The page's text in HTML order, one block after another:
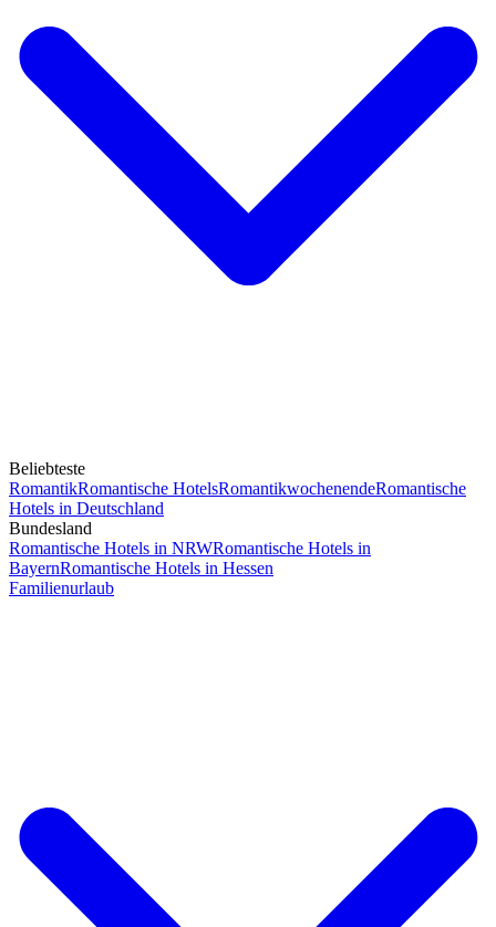
Beliebteste
RomantikRomantische HotelsRomantikwochenendeRomantische
Hotels in Deutschland
Bundesland
Romantische Hotels in NRWRomantische Hotels in
BayernRomantische Hotels in Hessen
Familienurlaub